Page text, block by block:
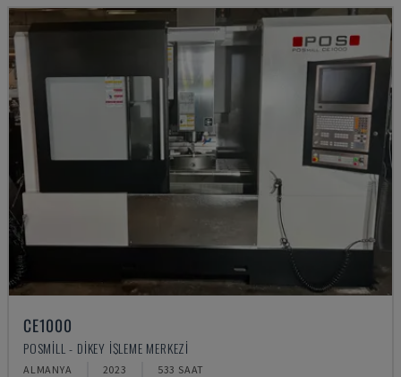
CE1000
POSMILL - DIKEY İŞLEME MERKEZI
ALMANYA 2023 533 SAAT